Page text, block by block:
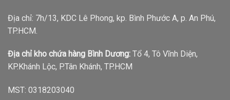
Địa chỉ: 7h/13, KDC Lê Phong, kp. Bình Phước A, p. An Phú,
TP.HCM.
Địa chỉ kho chứa hàng Bình Dương: Tổ 4, Tô Vĩnh Diện,
KP.Khánh Lộc, P.Tân Khánh, TP.HCM
MST: 0318203040